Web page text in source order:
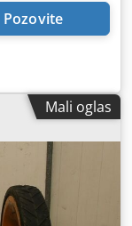
Pozovite
Mali oglas